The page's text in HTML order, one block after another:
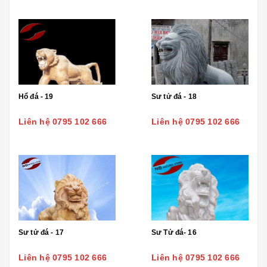
Hổ đá - 19
Liên hệ 0795 102 666
Sư tử đá - 18
Liên hệ 0795 102 666
Sư tử đá - 17
Liên hệ 0795 102 666
Sư Tử đá- 16
Liên hệ 0795 102 666